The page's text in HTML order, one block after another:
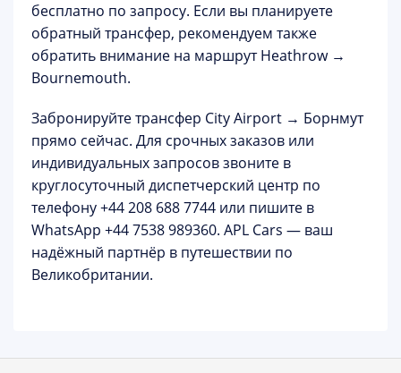
бесплатно по запросу. Если вы планируете
обратный трансфер, рекомендуем также
обратить внимание на маршрутHeathrow →
Bournemouth.
Забронируйте трансфер City Airport → Борнмут
прямо сейчас. Для срочных заказов или
индивидуальных запросов звоните в
круглосуточный диспетчерский центр по
телефону+44 208 688 7744 или пишите в
WhatsApp +44 7538 989360. APL Cars — ваш
надёжный партнёр в путешествии по
Великобритании.